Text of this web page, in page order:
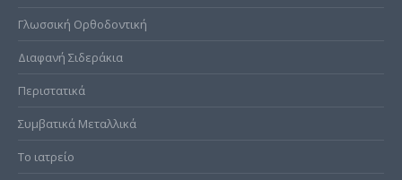
Γλωσσική Ορθοδοντική
Διαφανή Σιδεράκια
Περιστατικά
Συμβατικά Μεταλλικά
Το ιατρείο